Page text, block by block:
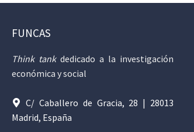
FUNCAS
Think tankdedicado a la investigación
económica y social
C/ Caballero de Gracia, 28 | 28013
Madrid, España